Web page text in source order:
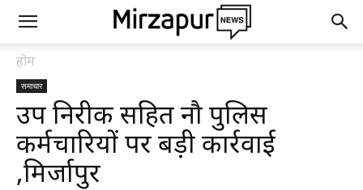
होम
समाचार
उप निरीक्षक सहित नौ पुलिस
कर्मचारियों पर बड़ी कार्रवाई
,मिर्जापुर